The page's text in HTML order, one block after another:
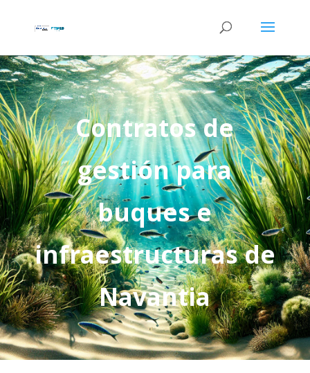
Contratos de
gestión para
buques e
infraestructuras de
Navantia